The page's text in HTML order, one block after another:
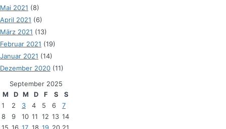
Mai 2021 (8)
April 2021 (6)
März 2021 (13)
Februar 2021 (19)
Januar 2021 (14)
Dezember 2020 (11)
September 2025
M
D M D F S
S
1
2 3 4 5 6
7
8
9 10 11 12 13 14
15 16 17 18 19 20 21